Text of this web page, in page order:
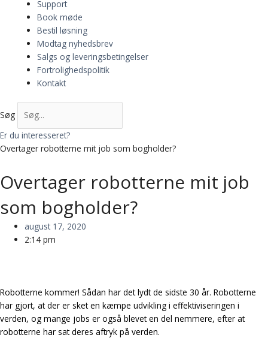
Support
Book møde
Bestil løsning
Modtag nyhedsbrev
Salgs og leveringsbetingelser
Fortrolighedspolitik
Kontakt
Søg
Er du interesseret?
Overtager robotterne mit job som bogholder?
Overtager robotterne mit job
som bogholder?
august 17, 2020
2:14 pm
Robotterne kommer! Sådan har det lydt de sidste 30 år. Robotterne
har gjort, at der er sket en kæmpe udvikling i effektiviseringen i
verden, og mange jobs er også blevet en del nemmere, efter at
robotterne har sat deres aftryk på verden.